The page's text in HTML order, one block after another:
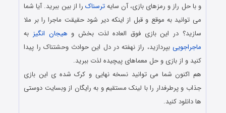
و با حل راز و رمزهای بازی، آن سایهترسناک را از بین ببرید. آیا شما
می توانید به موقع و قبل از اینکه دیر شود حقیقت ماجرا را بر ملا
سازید؟ در این بازی فوق العاده لذت بخش و هیجان انگیز به
ماجراجویی بپردازید، راز نهفته در دل این حوادث وحشتناک را پیدا
کنید و از بازی و حل معماهای پیچیده لذت ببرید.
هم اکنون شما می توانید نسخه نهایی و کرک شده ی این بازی
جذاب و پرطرفدار را با لینک مستقیم و به رایگان از وبسایت دوستی
ها دانلود کنید.